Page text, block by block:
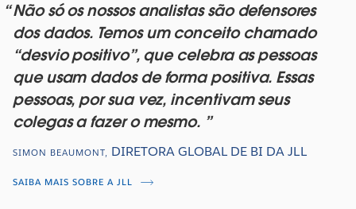
Não só os nossos analistas são defensores
dos dados. Temos um conceito chamado
“desvio positivo”, que celebra as pessoas
que usam dados de forma positiva. Essas
pessoas, por sua vez, incentivam seus
colegas a fazer o mesmo.
SIMON BEAUMONT, DIRETORA GLOBAL DE BI DA JLL
SAIBA MAIS SOBRE A JLL